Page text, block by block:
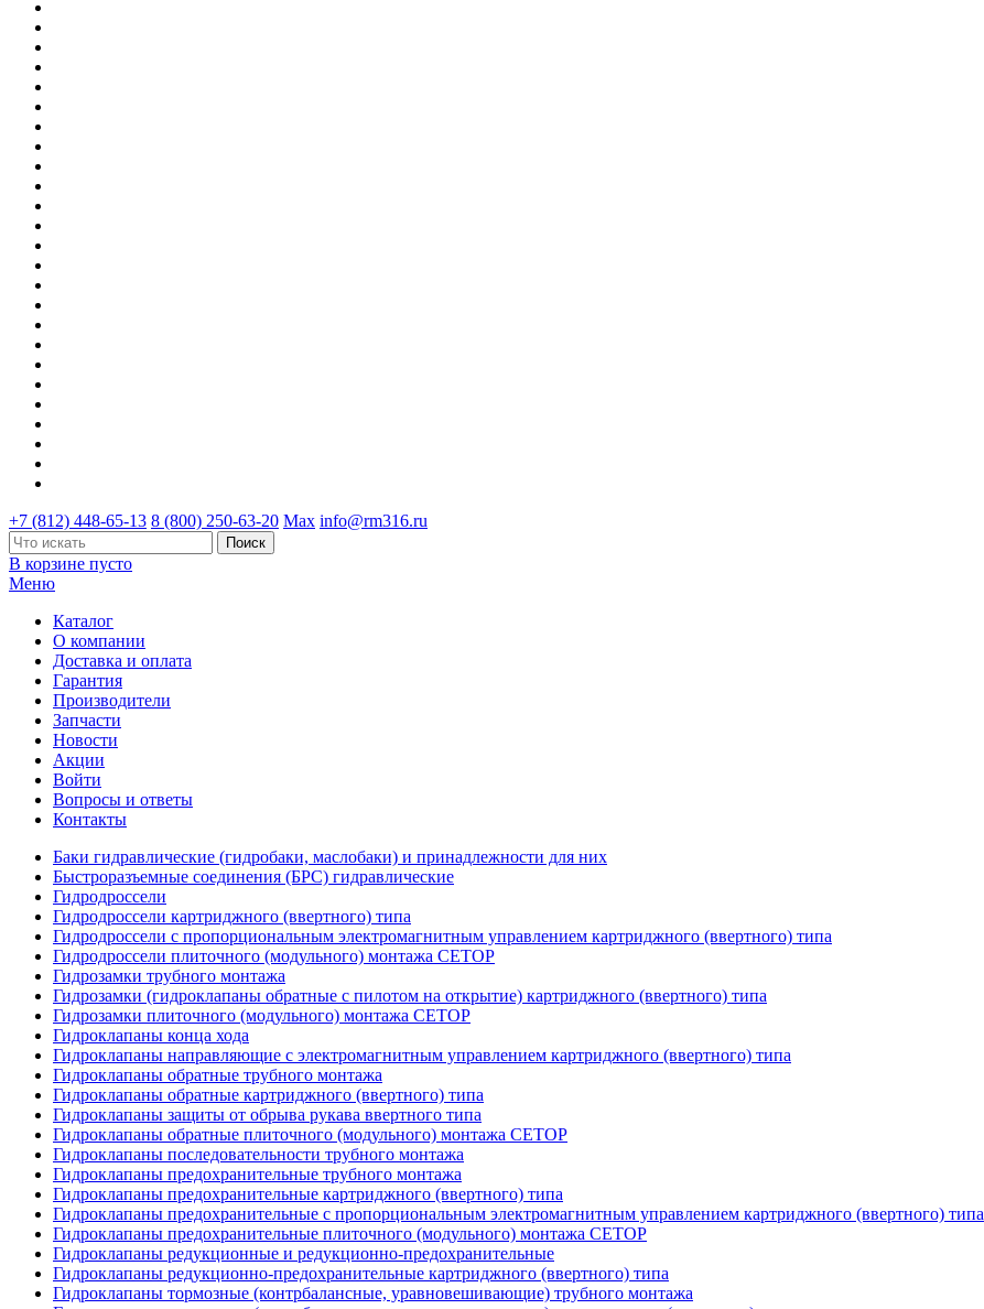
+7 (812) 448-65-13 8 (800) 250-63-20 Max info@rm316.ru
В корзине пусто
Меню
Каталог
О компании
Доставка и оплата
Гарантия
Производители
Запчасти
Новости
Акции
Войти
Вопросы и ответы
Контакты
Баки гидравлические (гидробаки, маслобаки) и принадлежности для них
Быстроразъемные соединения (БРС) гидравлические
Гидродроссели
Гидродроссели картриджного (ввертного) типа
Гидродроссели с пропорциональным электромагнитным управлением картриджного (ввертного) типа
Гидродроссели плиточного (модульного) монтажа CETOP
Гидрозамки трубного монтажа
Гидрозамки (гидроклапаны обратные с пилотом на открытие) картриджного (ввертного) типа
Гидрозамки плиточного (модульного) монтажа CETOP
Гидроклапаны конца хода
Гидроклапаны направляющие с электромагнитным управлением картриджного (ввертного) типа
Гидроклапаны обратные трубного монтажа
Гидроклапаны обратные картриджного (ввертного) типа
Гидроклапаны защиты от обрыва рукава ввертного типа
Гидроклапаны обратные плиточного (модульного) монтажа CETOP
Гидроклапаны последовательности трубного монтажа
Гидроклапаны предохранительные трубного монтажа
Гидроклапаны предохранительные картриджного (ввертного) типа
Гидроклапаны предохранительные с пропорциональным электромагнитным управлением картриджного (ввертного) типа
Гидроклапаны предохранительные плиточного (модульного) монтажа CETOP
Гидроклапаны редукционные и редукционно-предохранительные
Гидроклапаны редукционно-предохранительные картриджного (ввертного) типа
Гидроклапаны тормозные (контрбалансные, уравновешивающие) трубного монтажа